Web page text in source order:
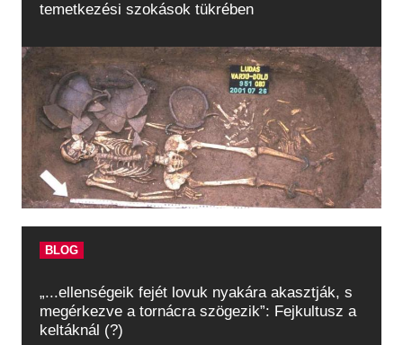
temetkezési szokások tükrében
BLOG
„...ellenségeik fejét lovuk nyakára akasztják, s
megérkezve a tornácra szögezik”: Fejkultusz a
keltáknál (?)